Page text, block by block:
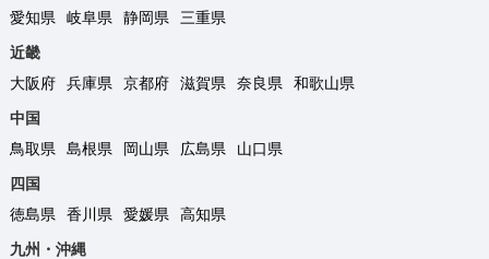
愛知県
岐阜県 静岡県
三重県
近畿
大阪府
兵庫県 京都府 滋賀県 奈良県
和歌山県
中国
鳥取県
島根県 岡山県 広島県
山口県
四国
徳島県
香川県 愛媛県
高知県
九州・沖縄